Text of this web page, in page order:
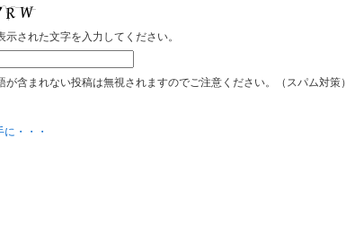
示された文字を入力してください。
が含まれない投稿は無視されますのでご注意ください。（スパム対策）
に・・・